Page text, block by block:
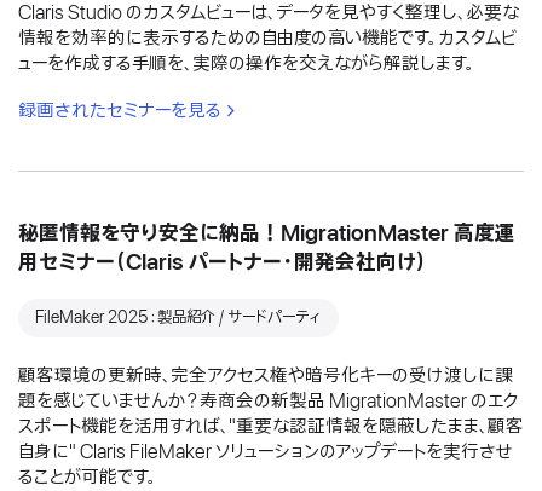
Claris Studio のカスタムビューは、データを見やすく整理し、必要な
情報を効率的に表示するための自由度の高い機能です。カスタムビ
ューを作成する手順を、実際の操作を交えながら解説します。
録画されたセミナーを見る
秘匿情報を守り安全に納品！MigrationMaster 高度運
用セミナー（Claris パートナー・開発会社向け）
FileMaker 2025：製品紹介 / サードパーティ
顧客環境の更新時、完全アクセス権や暗号化キーの受け渡しに課
題を感じていませんか？寿商会の新製品 MigrationMaster のエク
スポート機能を活用すれば、"重要な認証情報を隠蔽したまま、顧客
自身に" Claris FileMaker ソリューションのアップデートを実行させ
ることが可能です。